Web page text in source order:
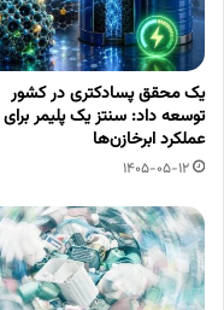
یک محقق پسادکتری در کشور
توسعه داد: سنتز یک پلیمر برای
عملکرد ابرخازن‌ها
1405-05-12